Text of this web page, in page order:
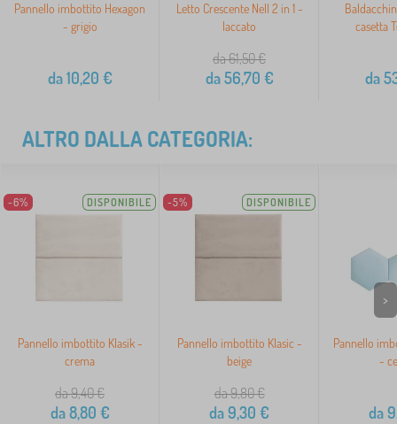
Pannello imbottito Hexagon
- grigio
da10,20 €
Letto Crescente Nell 2 in 1 -
laccato
da 61,50€
da56,70 €
casetta
da
ALTRO DALLA CATEGORIA:
-6% DISPONIBILE
Pannello imbottito Klasik -
crema
da 9,40€
da8,80 €
-5% DISPONIBILE
Pannello imbottito Klasic -
beige
da 9,80€
da9,30 €
Pannello
-
da
>